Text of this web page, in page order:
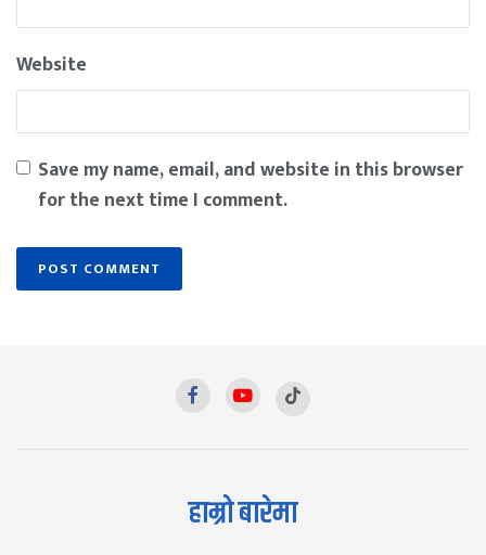
Website
Save my name, email, and website in this browser
for the next time I comment.
हाम्रो बारेमा